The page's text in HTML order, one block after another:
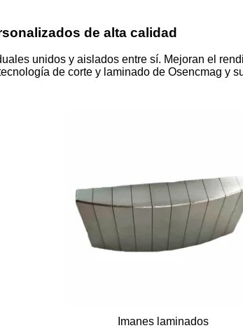
de alta calidad
unidos y aislados entre sí. Mejoran el
de corte y laminado de Osencmag y
Imanes laminados